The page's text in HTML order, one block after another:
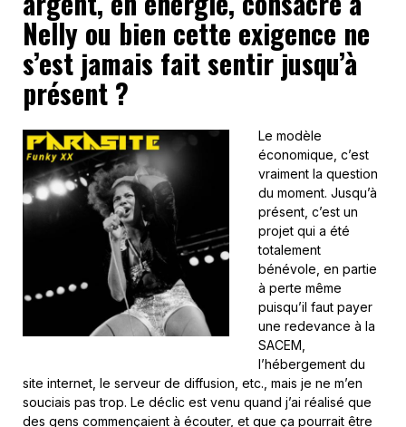
Nelly ou bien cette exigence ne
s’est jamais fait sentir jusqu’à
présent ?
Le modèle
économique, c’est
vraiment la question
du moment. Jusqu’à
présent, c’est un
projet qui a été
totalement
bénévole, en partie
à perte même
puisqu’il faut payer
une redevance à la
SACEM,
l’hébergement du
site internet, le serveur de diffusion, etc., mais je ne m’en
souciais pas trop. Le déclic est venu quand j’ai réalisé que
des gens commençaient à écouter, et que ça pourrait être